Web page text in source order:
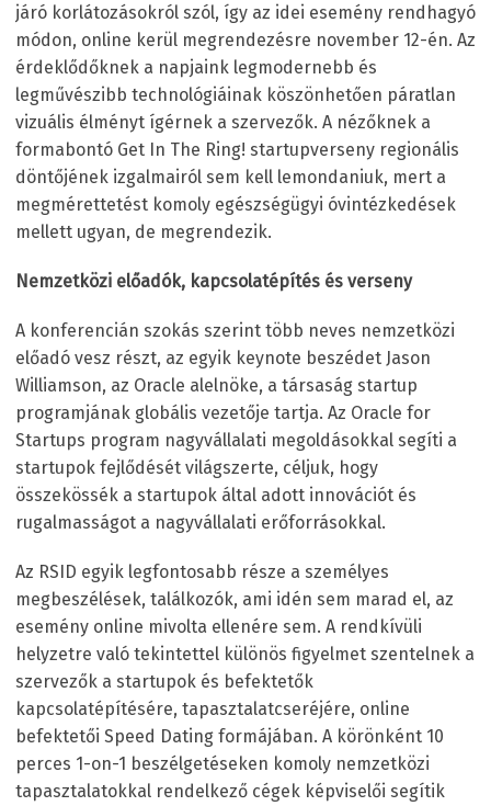
járó korlátozásokról szól, így az idei esemény rendhagyó
módon, online kerül megrendezésre november 12-én. Az
érdeklődőknek a napjaink legmodernebb és
legművészibb technológiáinak köszönhetően páratlan
vizuális élményt ígérnek a szervezők. A nézőknek a
formabontó Get In The Ring! startupverseny regionális
döntőjének izgalmairól sem kell lemondaniuk, mert a
megmérettetést komoly egészségügyi óvintézkedések
mellett ugyan, de megrendezik.
Nemzetközi előadók, kapcsolatépítés és verseny
A konferencián szokás szerint több neves nemzetközi
előadó vesz részt, az egyik keynote beszédet Jason
Williamson, az Oracle alelnöke, a társaság startup
programjának globális vezetője tartja. Az Oracle for
Startups program nagyvállalati megoldásokkal segíti a
startupok fejlődését világszerte, céljuk, hogy
összekössék a startupok által adott innovációt és
rugalmasságot a nagyvállalati erőforrásokkal.
Az RSID egyik legfontosabb része a személyes
megbeszélések, találkozók, ami idén sem marad el, az
esemény online mivolta ellenére sem. A rendkívüli
helyzetre való tekintettel különös figyelmet szentelnek a
szervezők a startupok és befektetők
kapcsolatépítésére, tapasztalatcseréjére, online
befektetői Speed Dating formájában. A körönként 10
perces 1-on-1 beszélgetéseken komoly nemzetközi
tapasztalatokkal rendelkező cégek képviselői segítik